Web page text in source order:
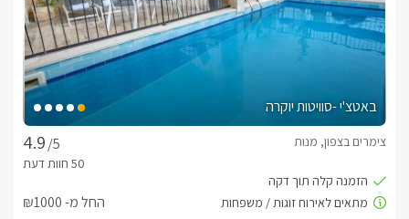
באטצ'י -סוויטות יוקרה
/5
צימרים בצפון, מנות
החל מ- ₪1000